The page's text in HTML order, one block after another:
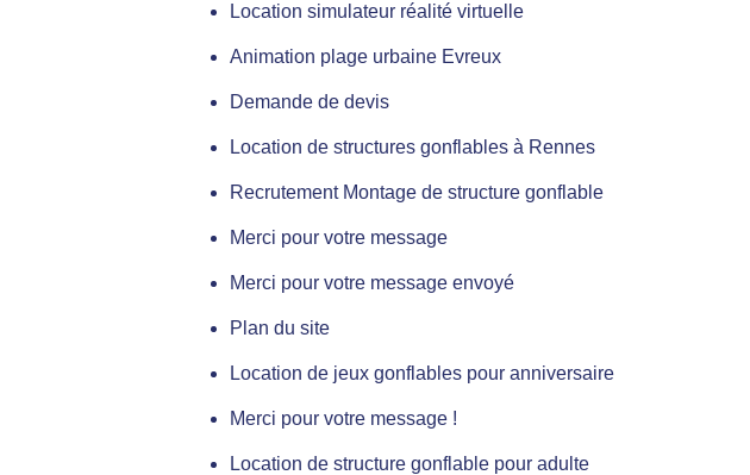
Location simulateur réalité virtuelle
Animation plage urbaine Evreux
Demande de devis
Location de structures gonflables à Rennes
Recrutement Montage de structure gonflable
Merci pour votre message
Merci pour votre message envoyé
Plan du site
Location de jeux gonflables pour anniversaire
Merci pour votre message !
Location de structure gonflable pour adulte